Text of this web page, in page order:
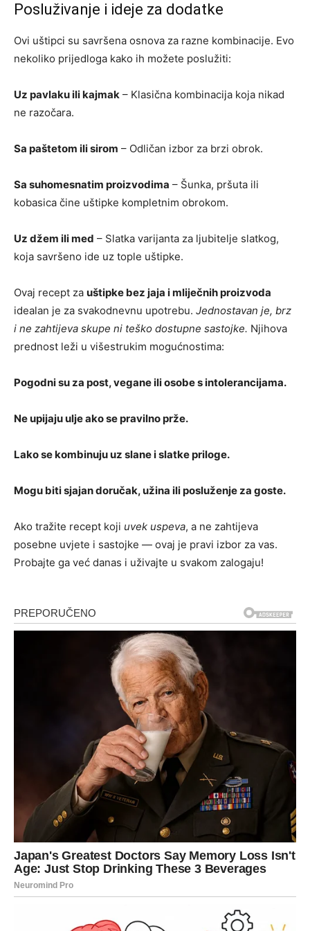
Posluživanje i ideje za dodatke
Ovi uštipci su savršena osnova za razne kombinacije. Evo
nekoliko prijedloga kako ih možete poslužiti:
Uz pavlaku ili kajmak – Klasična kombinacija koja nikad
ne razočara.
Sa paštetom ili sirom – Odličan izbor za brzi obrok.
Sa suhomesnatim proizvodima – Šunka, pršuta ili
kobasica čine uštipke kompletnim obrokom.
Uz džem ili med – Slatka varijanta za ljubitelje slatkog,
koja savršeno ide uz tople uštipke.
Ovaj recept za uštipke bez jaja i mliječnih proizvoda
idealan je za svakodnevnu upotrebu. Jednostavan je, brz
i ne zahtijeva skupe ni teško dostupne sastojke. Njihova
prednost leži u višestrukim mogućnostima:
Pogodni su za post, vegane ili osobe s intolerancijama.
Ne upijaju ulje ako se pravilno prže.
Lako se kombinuju uz slane i slatke priloge.
Mogu biti sjajan doručak, užina ili posluženje za goste.
Ako tražite recept koji uvek uspeva, a ne zahtijeva
posebne uvjete i sastojke — ovaj je pravi izbor za vas.
Probajte ga već danas i uživajte u svakom zalogaju!